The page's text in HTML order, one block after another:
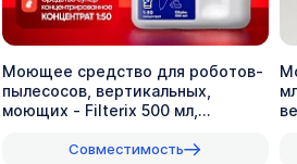
Моющее средство для роботов-
пылесосов, вертикальных,
моющих - Filterix 500 мл,
Совместимость